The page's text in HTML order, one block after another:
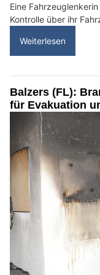
Eine
Kontrolle über ihr
Weiterlesen
Balzers (FL):
für Evakuation